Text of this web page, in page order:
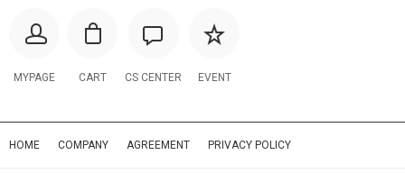
MYPAGE CART CS CENTER EVENT
HOME COMPANY AGREEMENT PRIVACY POLICY